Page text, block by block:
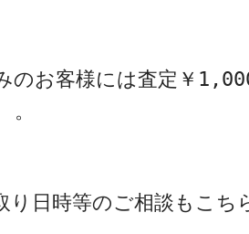
のお客様には査定￥
り日時等のご相談もこち